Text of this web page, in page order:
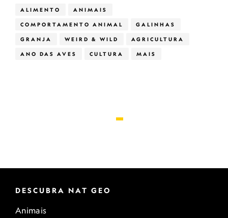
ALIMENTO ANIMAIS
COMPORTAMENTO ANIMAL GALINHAS
GRANJA WEIRD & WILD AGRICULTURA
ANO DAS AVES CULTURA MAIS
DESCUBRA NAT GEO
Animais